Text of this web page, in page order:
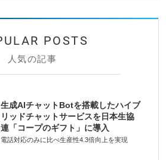
人気の記事
生成AIチャットBotを搭載したハイブ
リッドチャットサービスを日本生協
連「コープのギフト」に導入
電話対応のみに比べ生産性4.3倍向上を実現